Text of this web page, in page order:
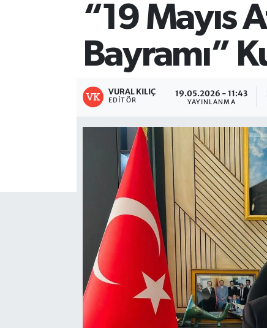
“19 Mayıs
Bayramı”
VURAL KILIÇ
EDITÖR
19.05.2026 - 11:43
YAYINLANMA